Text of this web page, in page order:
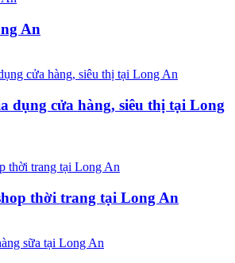
An
dụng cửa hàng, siêu thị tại Long
thời trang tại Long An